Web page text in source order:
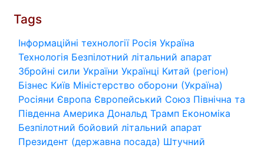
Tags
Інформаційні технології Росія Україна
Технологія Безпілотний літальний апарат
Збройні сили України Українці Китай (регіон)
Бізнес Київ Міністерство оборони (Україна)
Росіяни Європа Європейський Союз Північна та
Південна Америка Дональд Трамп Економіка
Безпілотний бойовий літальний апарат
Президент (державна посада) Штучний